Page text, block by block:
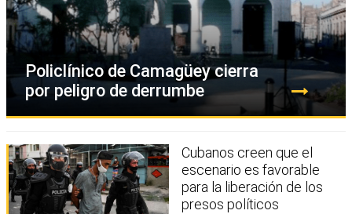
Policlínico de Camagüey cierra
por peligro de derrumbe
Cubanos creen que el
escenario es favorable
para la liberación de los
presos políticos